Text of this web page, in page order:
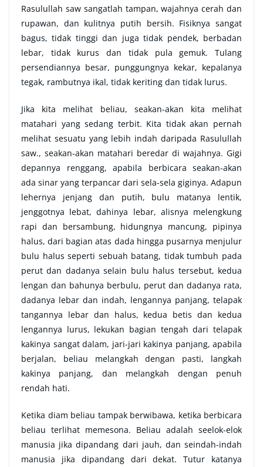
Rasulullah saw sangatlah tampan, wajahnya cerah dan
rupawan, dan kulitnya putih bersih. Fisiknya sangat
bagus, tidak tinggi dan juga tidak pendek, berbadan
lebar, tidak kurus dan tidak pula gemuk. Tulang
persendiannya besar, punggungnya kekar, kepalanya
tegak, rambutnya ikal, tidak keriting dan tidak lurus.
Jika kita melihat beliau, seakan-akan kita melihat
matahari yang sedang terbit. Kita tidak akan pernah
melihat sesuatu yang lebih indah daripada Rasulullah
saw., seakan-akan matahari beredar di wajahnya. Gigi
depannya renggang, apabila berbicara seakan-akan
ada sinar yang terpancar dari sela-sela giginya. Adapun
lehernya jenjang dan putih, bulu matanya lentik,
jenggotnya lebat, dahinya lebar, alisnya melengkung
rapi dan bersambung, hidungnya mancung, pipinya
halus, dari bagian atas dada hingga pusarnya menjulur
bulu halus seperti sebuah batang, tidak tumbuh pada
perut dan dadanya selain bulu halus tersebut, kedua
lengan dan bahunya berbulu, perut dan dadanya rata,
dadanya lebar dan indah, lengannya panjang, telapak
tangannya lebar dan halus, kedua betis dan kedua
lengannya lurus, lekukan bagian tengah dari telapak
kakinya sangat dalam, jari-jari kakinya panjang, apabila
berjalan, beliau melangkah dengan pasti, langkah
kakinya panjang, dan melangkah dengan penuh
rendah hati.
Ketika diam beliau tampak berwibawa, ketika berbicara
beliau terlihat memesona. Beliau adalah seelok-elok
manusia jika dipandang dari jauh, dan seindah-indah
manusia jika dipandang dari dekat. Tutur katanya